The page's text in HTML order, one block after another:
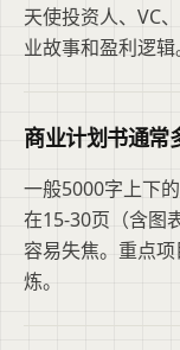
天使投资人、VC
业故事和盈利逻辑
商业计划书通常
一般5000字上下
在15-30页（含图
容易失焦。重点
炼。